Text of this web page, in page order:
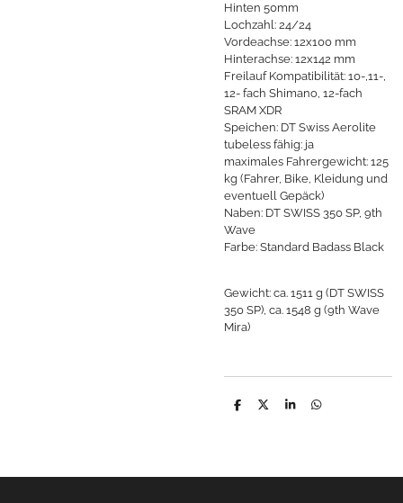
Hinten 50mm
Lochzahl: 24/24
Vordeachse: 12x100 mm
Hinterachse: 12x142 mm
Freilauf Kompatibilität: 10-,11-,
12- fach Shimano, 12-fach
SRAM XDR
Speichen: DT Swiss Aerolite
tubeless fähig: ja
maximales Fahrergewicht: 125
kg (Fahrer, Bike, Kleidung und
eventuell Gepäck)
Naben: DT SWISS 350 SP, 9th
Wave
Farbe: Standard Badass Black
Gewicht: ca. 1511 g (DT SWISS
350 SP), ca. 1548 g (9th Wave
Mira)
T
T
T
T